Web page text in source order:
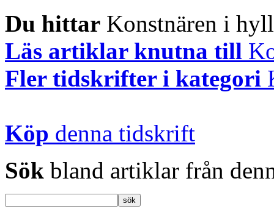
Du hittar Konstnären i
Läs artiklar knutna till
Fler tidskrifter i kategori
Köp denna tidskrift
Sök bland artiklar från